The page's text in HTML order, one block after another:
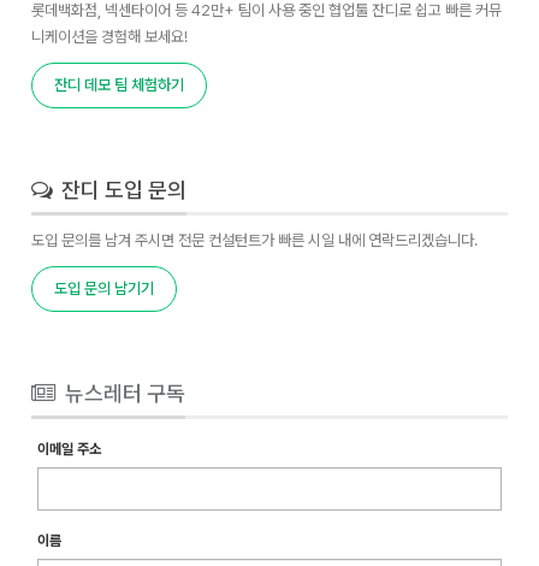
롯데백화점, 넥센타이어 등 42만+ 팀이 사용 중인 협업툴 잔디로 쉽고 빠른 커뮤
니케이션을 경험해 보세요!
잔디 데모 팀 체험하기
잔디 도입 문의
도입 문의를 남겨 주시면 전문 컨설턴트가 빠른 시일 내에 연락드리겠습니다.
도입 문의 남기기
뉴스레터 구독
이메일 주소
이름